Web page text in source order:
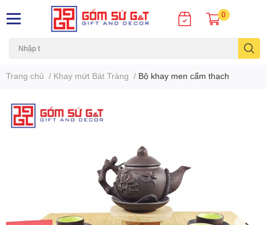
0
Trang chủ / Khay mứt Bát Tràng / Bộ khay men cẩm thạch